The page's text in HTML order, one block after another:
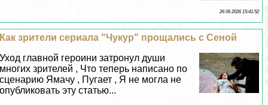
26 06 2026 15:41:52
Как зрители сериала "Чукур" прощались с Сеной
Уход главной героини затронул души
многих зрителей , Что теперь написано по
сценарию Ямачу , Пугает , Я не могла не
опубликовать эту статью...